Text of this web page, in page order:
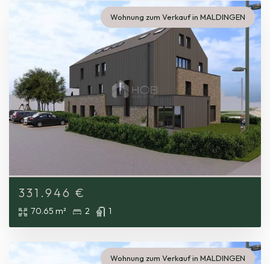
Wohnung zum Verkauf in MALDINGEN
331.946 €
70.65 m² 2 1
Wohnung zum Verkauf in MALDINGEN